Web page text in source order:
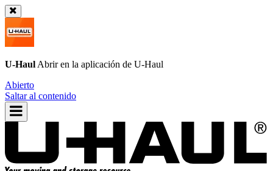
U-Haul Abrir en la aplicación de U-Haul
Abierto
Saltar al contenido